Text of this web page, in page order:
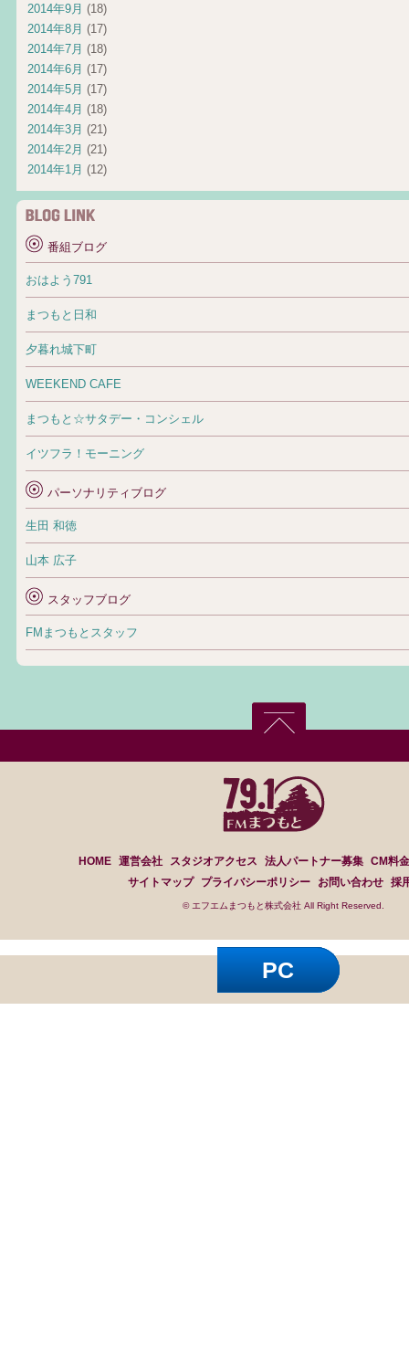
2014年9月 (18)
2014年8月 (17)
2014年7月 (18)
2014年6月 (17)
2014年5月 (17)
2014年4月 (18)
2014年3月 (21)
2014年2月 (21)
2014年1月 (12)
番組ブログ
おはよう791
まつもと日和
夕暮れ城下町
WEEKEND CAFE
まつもと☆サタデー・コンシェル
イツフラ！モーニング
パーソナリティブログ
生田 和徳
山本 広子
スタッフブログ
FMまつもとスタッフ
HOME 運営会社 スタジオアクセス 法人パートナー募集 CM料
サイトマップ
プライバシーポリシー お問い合わせ 採
© エフエムまつもと株式会社 All Right Reserved.
PC